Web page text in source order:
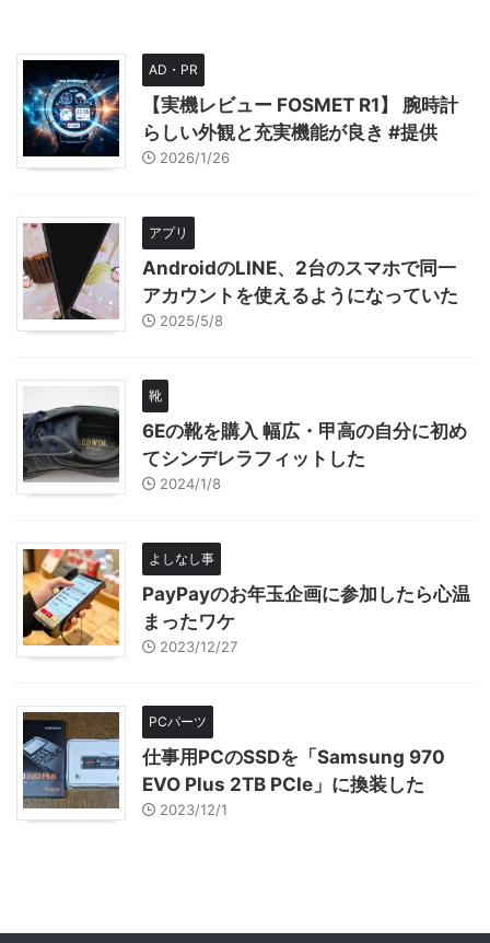
AD・PR
【実機レビュー FOSMET R1】 腕時計
らしい外観と充実機能が良き #提供
2026/1/26
アプリ
AndroidのLINE、2台のスマホで同一
アカウントを使えるようになっていた
2025/5/8
靴
6Eの靴を購入 幅広・甲高の自分に初め
てシンデレラフィットした
2024/1/8
よしなし事
PayPayのお年玉企画に参加したら心温
まったワケ
2023/12/27
PCパーツ
仕事用PCのSSDを「Samsung 970
EVO Plus 2TB PCIe」に換装した
2023/12/1